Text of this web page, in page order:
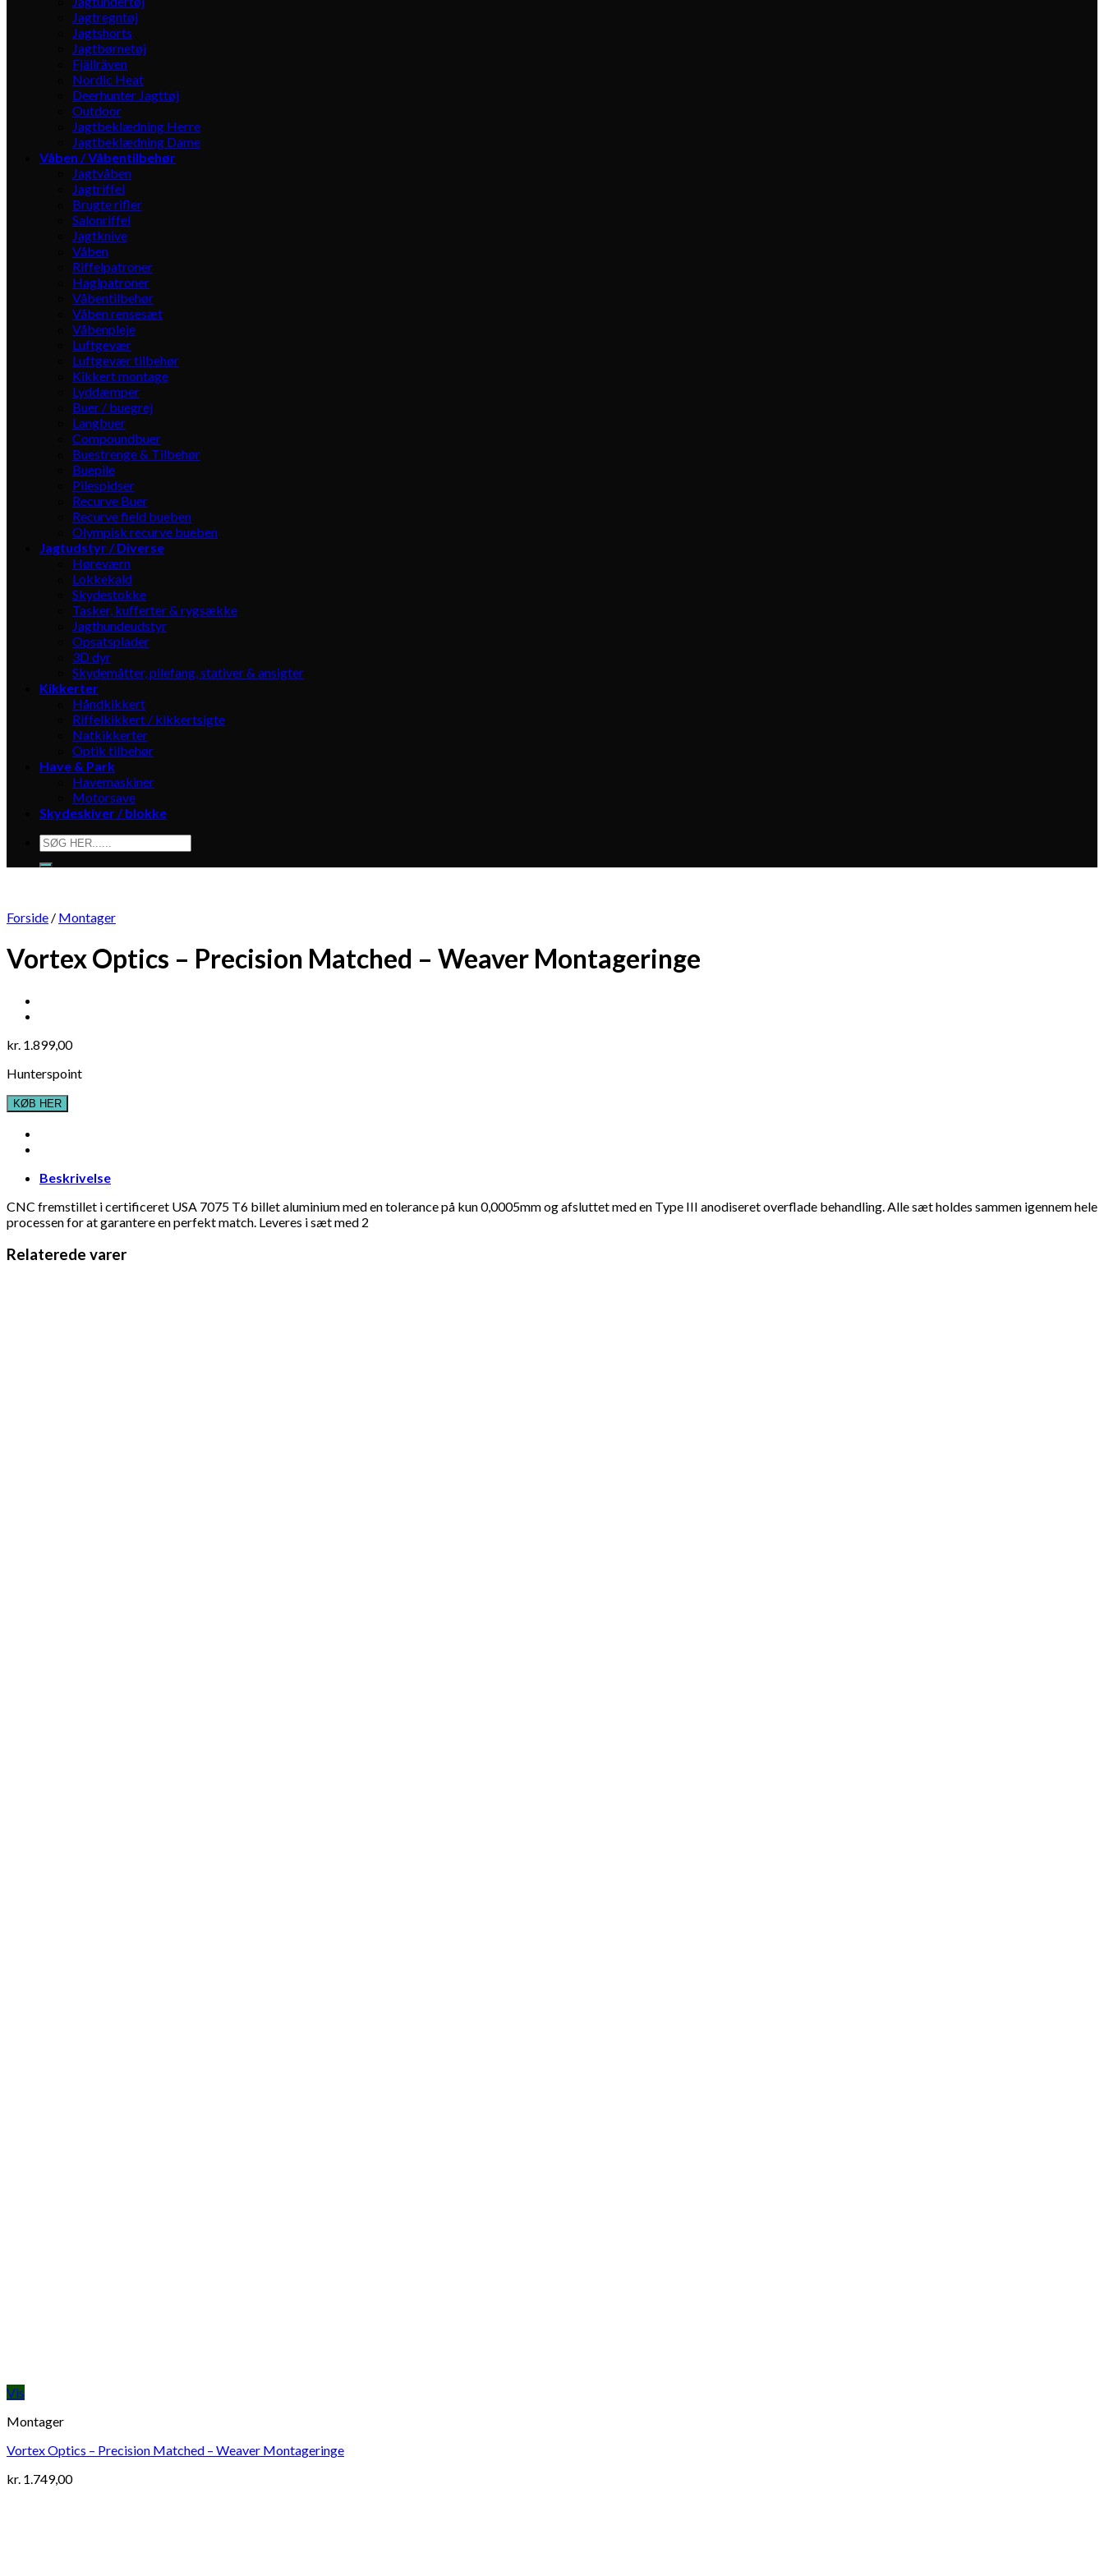
Jagtregntøj
Jagtshorts
Jagtbørnetøj
Fjällräven
Nordic Heat
Deerhunter Jagttøj
Outdoor
Jagtbeklædning Herre
Jagtbeklædning Dame
Våben / Våbentilbehør
Jagtvåben
Jagtriffel
Brugte rifler
Salonriffel
Jagtknive
Våben
Riffelpatroner
Haglpatroner
Våbentilbehør
Våben rensesæt
Våbenpleje
Luftgevær
Luftgevær tilbehør
Kikkert montage
Lyddæmper
Buer / buegrej
Langbuer
Compoundbuer
Buestrenge & Tilbehør
Buepile
Pilespidser
Recurve Buer
Recurve field bueben
Olympisk recurve bueben
Jagtudstyr / Diverse
Høreværn
Lokkekald
Skydestokke
Tasker, kufferter & rygsække
Jagthundeudstyr
Opsatsplader
3D dyr
Skydemåtter, pilefang, stativer & ansigter
Kikkerter
Håndkikkert
Riffelkikkert / kikkertsigte
Natkikkerter
Optik tilbehør
Have & Park
Havemaskiner
Motorsave
Skydeskiver / blokke
Søg
efter:
Forside / Montager
Vortex Optics – Precision Matched – Weaver Montageringe
kr. 1.899,00
Hunterspoint
KØB HER
Beskrivelse
CNC fremstillet i certificeret USA 7075 T6 billet aluminium med en tolerance på kun 0,0005mm og afsluttet med en Type III anodiseret overflade behandling. Alle sæt holdes sammen igennem hele
processen for at garantere en perfekt match. Leveres i sæt med 2
Relaterede varer
Vis
Montager
Vortex Optics – Precision Matched – Weaver Montageringe
kr. 1.749,00